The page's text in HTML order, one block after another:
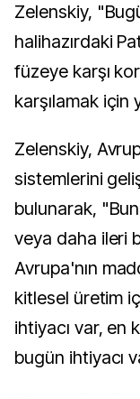
Zelenskiy,
halihazırdaki
füzeye karşı
karşılamak
Zelenskiy,
sistemlerini
bulunarak,
veya daha ileri
Avrupa'nın
kitlesel üretim
ihtiyacı var, en
bugün ihtiyacı